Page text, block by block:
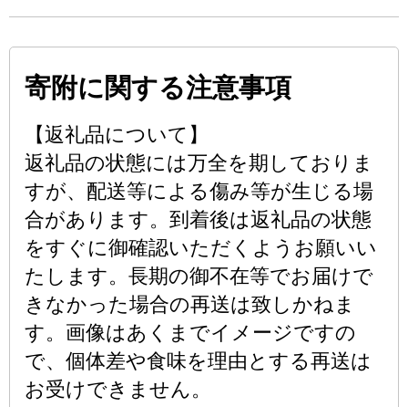
寄附に関する注意事項
【返礼品について】
返礼品の状態には万全を期しておりま
すが、配送等による傷み等が生じる場
合があります。到着後は返礼品の状態
をすぐに御確認いただくようお願いい
たします。長期の御不在等でお届けで
きなかった場合の再送は致しかねま
す。画像はあくまでイメージですの
で、個体差や食味を理由とする再送は
お受けできません。